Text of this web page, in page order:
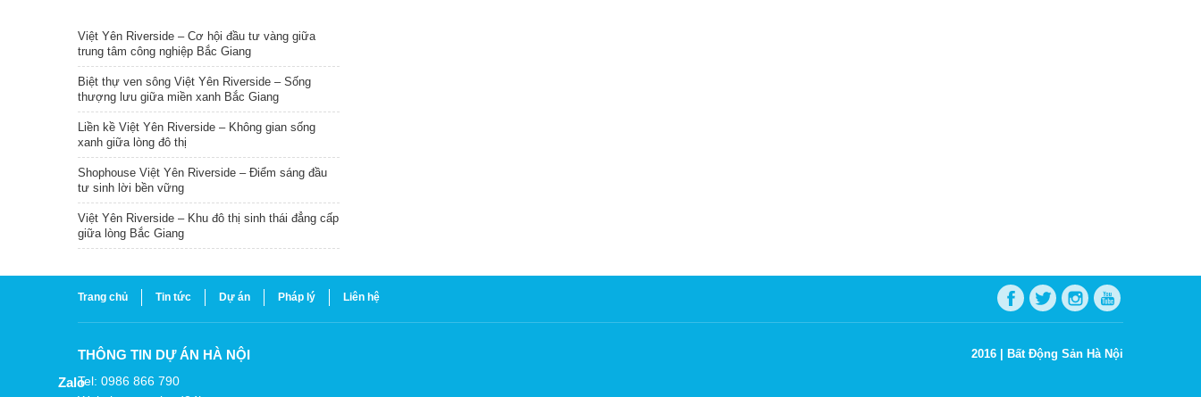
Việt Yên Riverside – Cơ hội đầu tư vàng giữa
trung tâm công nghiệp Bắc Giang
Biệt thự ven sông Việt Yên Riverside – Sống
thượng lưu giữa miền xanh Bắc Giang
Liền kề Việt Yên Riverside – Không gian sống
xanh giữa lòng đô thị
Shophouse Việt Yên Riverside – Điểm sáng đầu
tư sinh lời bền vững
Việt Yên Riverside – Khu đô thị sinh thái đẳng cấp
giữa lòng Bắc Giang
Trang chủ Tin tức Dự án Pháp lý Liên hệ
THÔNG TIN DỰ ÁN HÀ NỘI
Tel: 0986 866 790
2016 | Bất Động Sản Hà Nội
Zalo